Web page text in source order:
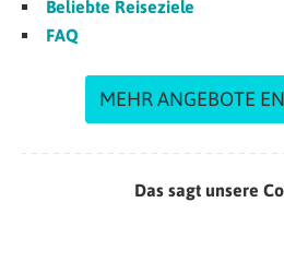
Beliebte Reiseziele
FAQ
MEHR ANGEBOTE
Das sagt unsere